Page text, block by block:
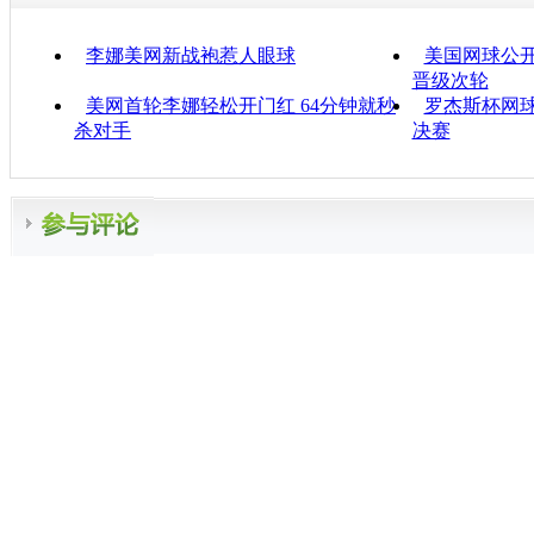
李娜美网新战袍惹人眼球
美国网球公
晋级次轮
美网首轮李娜轻松开门红 64分钟就秒
杀对手
罗杰斯杯网
决赛